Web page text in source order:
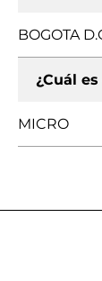
BOGOTA
¿Cuál
MICRO